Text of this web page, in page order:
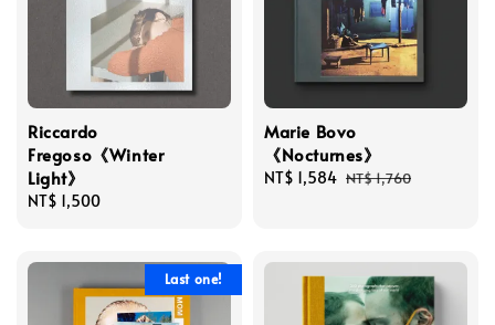
Riccardo
Fregoso《Winter
Light》
Regular
NT$ 1,500
Marie Bovo
《Nocturnes》
Sale
NT$ 1,584 Regular
NT$ 1,760
Last one!